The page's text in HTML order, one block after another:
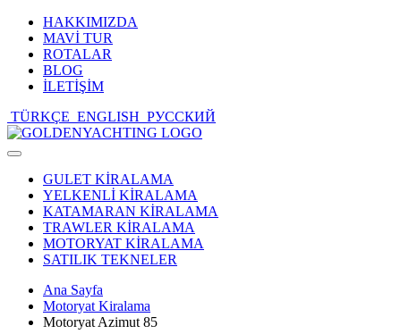
HAKKIMIZDA
MAVİ TUR
ROTALAR
BLOG
İLETİŞİM
TÜRKÇE ENGLISH РУССКИЙ
Toggle
navigationGULET KİRALAMA
YELKENLİ KİRALAMA
KATAMARAN KİRALAMA
TRAWLER KİRALAMA
MOTORYAT KİRALAMA
SATILIK TEKNELER
Ana Sayfa
Motoryat Kiralama
Motoryat Azimut 85